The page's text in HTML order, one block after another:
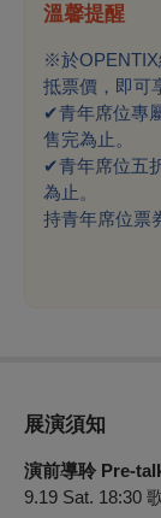
溫馨提醒
※於OPENTIX
抵票價，即可
✔青年席位專
售完為止。
✔青年席位五
為止。
持青年席位票
展演須知
演前導聆 Pre-
9.19 Sat. 18:30